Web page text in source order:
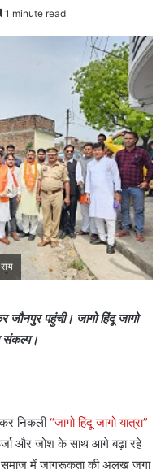
1 minute read
पहुंची। जागो हिंदू जागो
संकल्प।
निकली“जागो हिंदू जागो यात्रा”
ऊर्जा और जोश के साथ आगे बढ़ा रहे
में जागरूकता की अलख जगा